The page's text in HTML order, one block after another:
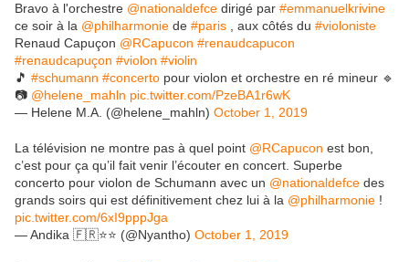
Bravo à l'orchestre @nationaldefce dirigé par #emmanuelkrivine
ce soir à la @philharmonie de #paris , aux côtés du #violoniste
Renaud Capuçon @RCapucon #renaudcapucon
#renaudcapuçon #violon #violin
🎵 #schumann #concerto pour violon et orchestre en ré mineur 🔹️
📷 @helene_mahln pic.twitter.com/PzeBA1r6wK
— Helene M.A. (@helene_mahln) October 1, 2019
La télévision ne montre pas à quel point @RCapucon est bon,
c’est pour ça qu’il fait venir l’écouter en concert. Superbe
concerto pour violon de Schumann avec un @nationaldefce des
grands soirs qui est définitivement chez lui à la @philharmonie !
pic.twitter.com/6xI9pppJga
— Andika 🇫🇷⭐️⭐️ (@Nyantho) October 1, 2019